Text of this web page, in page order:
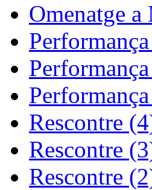
Omenatge
Rescontre
Rescontre
Rescontre